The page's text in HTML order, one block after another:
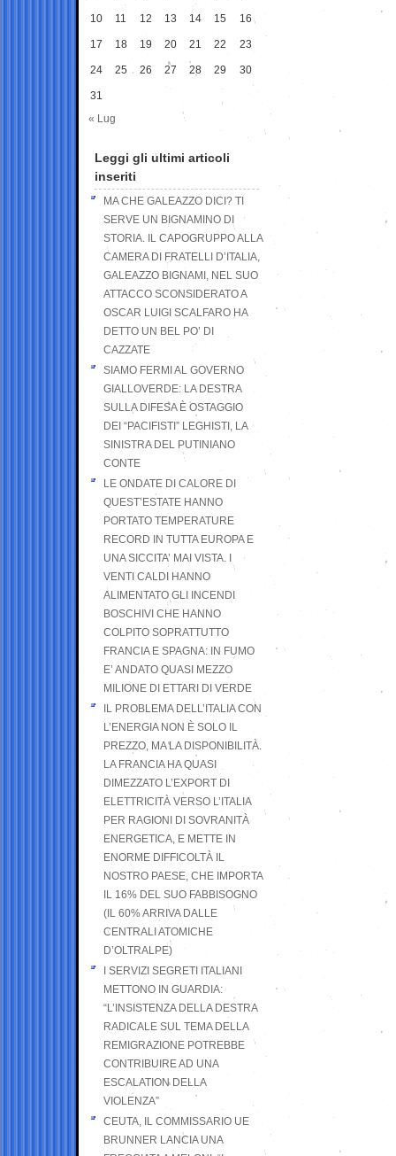
10 11 12 13 14 15 16
17 18 19 20 21 22 23
24 25 26 27 28 29 30
31
« Lug
Leggi gli ultimi articoli
inseriti
MA CHE GALEAZZO DICI? TI
SERVE UN BIGNAMINO DI
STORIA. IL CAPOGRUPPO ALLA
CAMERA DI FRATELLI D’ITALIA,
GALEAZZO BIGNAMI, NEL SUO
ATTACCO SCONSIDERATO A
OSCAR LUIGI SCALFARO HA
DETTO UN BEL PO’ DI
CAZZATE
SIAMO FERMI AL GOVERNO
GIALLOVERDE: LA DESTRA
SULLA DIFESA È OSTAGGIO
DEI “PACIFISTI” LEGHISTI, LA
SINISTRA DEL PUTINIANO
CONTE
LE ONDATE DI CALORE DI
QUEST’ESTATE HANNO
PORTATO TEMPERATURE
RECORD IN TUTTA EUROPA E
UNA SICCITA’ MAI VISTA. I
VENTI CALDI HANNO
ALIMENTATO GLI INCENDI
BOSCHIVI CHE HANNO
COLPITO SOPRATTUTTO
FRANCIA E SPAGNA: IN FUMO
E’ ANDATO QUASI MEZZO
MILIONE DI ETTARI DI VERDE
IL PROBLEMA DELL’ITALIA CON
L’ENERGIA NON È SOLO IL
PREZZO, MA LA DISPONIBILITÀ.
LA FRANCIA HA QUASI
DIMEZZATO L’EXPORT DI
ELETTRICITÀ VERSO L’ITALIA
PER RAGIONI DI SOVRANITÀ
ENERGETICA, E METTE IN
ENORME DIFFICOLTÀ IL
NOSTRO PAESE, CHE IMPORTA
IL 16% DEL SUO FABBISOGNO
(IL 60% ARRIVA DALLE
CENTRALI ATOMICHE
D’OLTRALPE)
I SERVIZI SEGRETI ITALIANI
METTONO IN GUARDIA:
“L’INSISTENZA DELLA DESTRA
RADICALE SUL TEMA DELLA
REMIGRAZIONE POTREBBE
CONTRIBUIRE AD UNA
ESCALATION DELLA
VIOLENZA”
CEUTA, IL COMMISSARIO UE
BRUNNER LANCIA UNA